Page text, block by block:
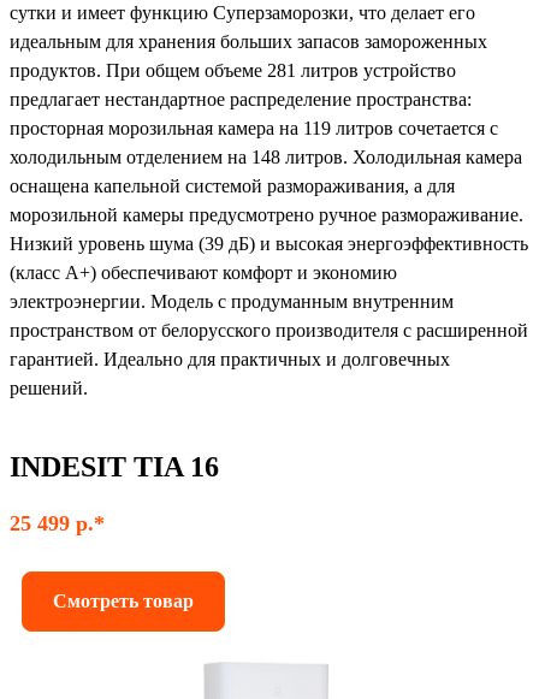
сутки и имеет функцию Суперзаморозки, что делает его
идеальным для хранения больших запасов замороженных
продуктов. При общем объеме 281 литров устройство
предлагает нестандартное распределение пространства:
просторная морозильная камера на 119 литров сочетается с
холодильным отделением на 148 литров. Холодильная камера
оснащена капельной системой размораживания, а для
морозильной камеры предусмотрено ручное размораживание.
Низкий уровень шума (39 дБ) и высокая энергоэффективность
(класс А+) обеспечивают комфорт и экономию
электроэнергии. Модель с продуманным внутренним
пространством от белорусского производителя с расширенной
гарантией. Идеально для практичных и долговечных
решений.
INDESIT TIA 16
25 499 р.*
Смотреть товар